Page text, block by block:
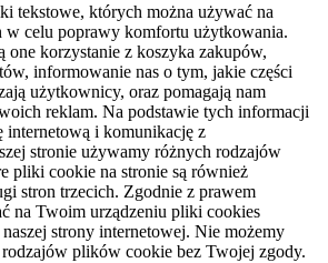
tekstowe, których można używać na
w celu poprawy komfortu użytkowania.
korzystanie z koszyka zakupów,
informowanie nas o tym, jakie części
użytkownicy, oraz pomagają nam
reklam. Na podstawie tych informacji
internetową i komunikację z
stronie używamy różnych rodzajów
pliki cookie na stronie są również
stron trzecich. Zgodnie z prawem
na Twoim urządzeniu pliki cookies
naszej strony internetowej. Nie możemy
plików cookie bez Twojej zgody.